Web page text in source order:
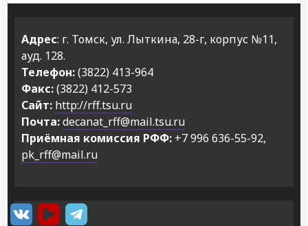
Адрес: г. Томск, ул. Лыткина, 28-г, корпус №11,
ауд. 128.
Телефон:(3822) 413-964
Факс:(3822) 412-573
Сайт: http://rff.tsu.ru
Почта:decanat_rff@mail.tsu.ru
Приёмная комиссия РФФ: +7 996 636-55-92,
pk_rff@mail.ru